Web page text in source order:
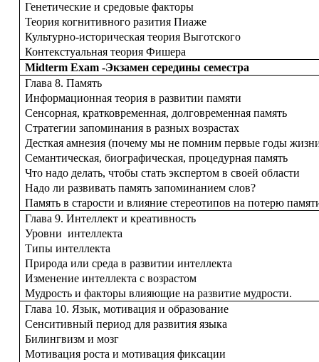
Генетические и средовые факторы
Теория когнитивного разития Пиаже
Культурно-историческая теория Выготского
Контекстуальная теория Фишера
Midterm Exam -Экзамен середины семестра
Глава 8. Память
Информационная теория в развитии памяти
Сенсорная, кратковременная, долговременная память
Стратегии запоминания в разных возрастах
Десткая амнезия (почему мы не помним первые годы
Семантическая, биографическая, процедурная память
Что надо делать, чтобы стать экспертом в своей области
Надо ли развивать память запоминанием слов?
Память в старости и влияние стереотипов на потерю
Глава 9. Интеллект и креативность
Уровни интеллекта
Типы интеллекта
Природа или среда в развитии интеллекта
Изменение интеллекта с возрастом
Мудрость и факторы влияющие на развитие мудрости.
Глава 10. Язык, мотивация и образование
Сенситивный период для развития языка
Билингвизм и мозг
Мотивация роста и мотивация фиксации